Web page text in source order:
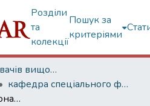
Розділи
та
колекції
Пошук за
критеріями
Роботи здобувачів вищої освіти
кафедра спеціального фортепіано
Жанр фортепіанної сонати в творчості харківських композиторів (на прикладі творів 70 - 80-х років ХХ століття)